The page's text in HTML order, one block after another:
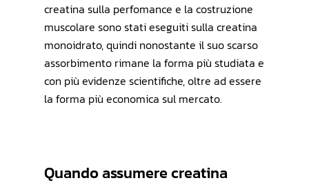
creatina sulla perfomance e la costruzione
muscolare sono stati eseguiti sulla creatina
monoidrato, quindi nonostante il suo scarso
assorbimento rimane la forma più studiata e
con più evidenze scientifiche, oltre ad essere
la forma più economica sul mercato.
Quando assumere creatina